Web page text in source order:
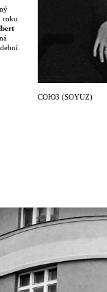
roku
a
СОЮЗ (SOYUZ)